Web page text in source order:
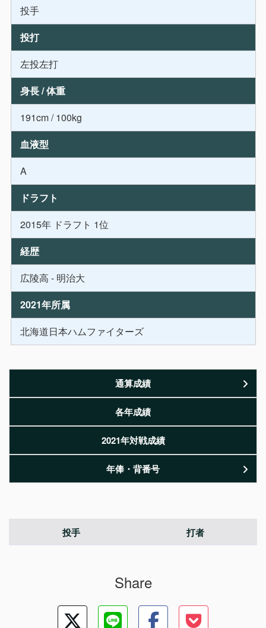
投手
投打
左投左打
身長 / 体重
191cm / 100kg
血液型
A
ドラフト
2015年 ドラフト 1位
経歴
広陵高 - 明治大
2021年所属
北海道日本ハムファイターズ
通算成績
各年成績
2021年対戦成績
年俸・背番号
投手 打者
Share